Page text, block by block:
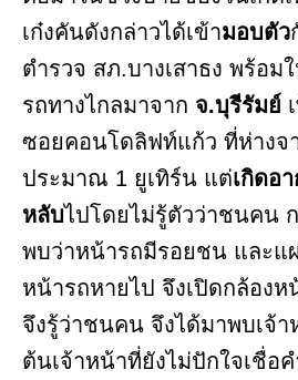
เก๋งคันดังกล่าวได้เข้ามอบตัว
ตำรวจ สภ.บางเสาธง พร้อม
รถทางไกลมาจาก จ.บุรีรัมย์
ซอยคอนโดลิฟท์แก้ว ที่ห่างจ
ประมาณ 1 ยูเทิร์น แต่เกิดอ
หลับไปโดยไม่รู้ตัวว่าชนคน
พบว่าหน้ารถมีรอยชน และแ
หน้ารถหายไป จึงเปิดกล้องห
จึงรู้ว่าชนคน จึงได้มาพบเจ้า
ต้นเจ้าหน้าที่ยังไม่ปักใจเชื่อ